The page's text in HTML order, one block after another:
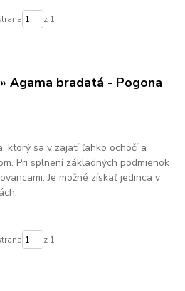
z 1
Agama bradatá - Pogona
ktorý sa v zajatí ľahko ochočí a
Pri splnení základných podmienok
Je možné získať jedinca v
z 1